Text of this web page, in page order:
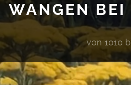
WANGEN BEI
von 1010